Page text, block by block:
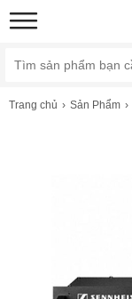
Trang chủ Sản Phẩm